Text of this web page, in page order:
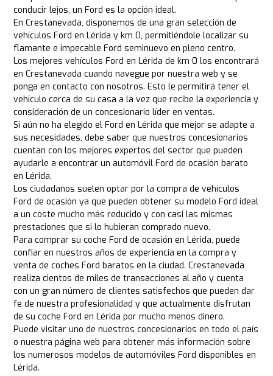
conducir lejos, un Ford es la opción ideal.
En Crestanevada, disponemos de una gran selección de
vehículos Ford en Lérida y km 0, permitiéndole localizar su
flamante e impecable Ford seminuevo en pleno centro.
Los mejores vehículos Ford en Lérida de km 0 los encontrará
en Crestanevada cuando navegue por nuestra web y se
ponga en contacto con nosotros. Esto le permitirá tener el
vehículo cerca de su casa a la vez que recibe la experiencia y
consideración de un concesionario líder en ventas.
Si aún no ha elegido el Ford en Lérida que mejor se adapte a
sus necesidades, debe saber que nuestros concesionarios
cuentan con los mejores expertos del sector que pueden
ayudarle a encontrar un automóvil Ford de ocasión barato
en Lérida.
Los ciudadanos suelen optar por la compra de vehículos
Ford de ocasión ya que pueden obtener su modelo Ford ideal
a un coste mucho más reducido y con casi las mismas
prestaciones que si lo hubieran comprado nuevo.
Para comprar su coche Ford de ocasión en Lérida, puede
confiar en nuestros años de experiencia en la compra y
venta de coches Ford baratos en la ciudad. Crestanevada
realiza cientos de miles de transacciones al año y cuenta
con un gran número de clientes satisfechos que pueden dar
fe de nuestra profesionalidad y que actualmente disfrutan
de su coche Ford en Lérida por mucho menos dinero.
Puede visitar uno de nuestros concesionarios en todo el país
o nuestra página web para obtener más información sobre
los numerosos modelos de automóviles Ford disponibles en
Lérida.